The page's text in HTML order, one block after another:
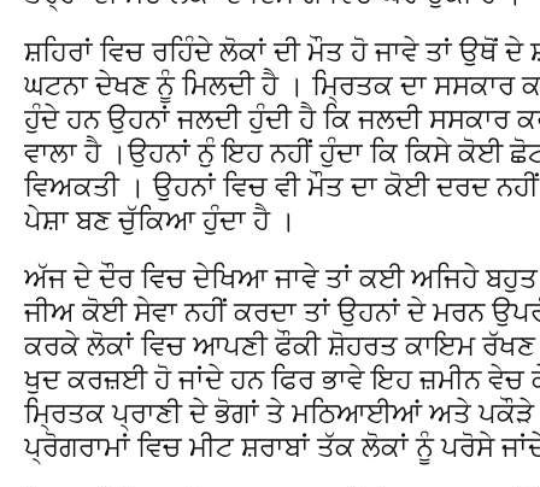
ਸ਼ਹਿਰਾਂ ਵਿਚ ਰਹਿੰਦੇ ਲੋਕਾਂ ਦੀ ਮੌਤ ਹੋ ਜਾਵੇ ਤਾਂ ਉਥੋਂ
ਘਟਨਾ ਦੇਖਣ ਨੂੰ ਮਿਲਦੀ ਹੈ । ਮ੍ਰਿਤਕ ਦਾ ਸਸਕਾਰ
ਹੁੰਦੇ ਹਨ ਉਹਨਾਂ ਜਲਦੀ ਹੁੰਦੀ ਹੈ ਕਿ ਜਲਦੀ
ਵਾਲਾ ਹੈ ।ਉਹਨਾਂ ਨੁੰ ਇਹ ਨਹੀਂ ਹੁੰਦਾ ਕਿ ਕਿਸੇ ਕੋਈ
ਵਿਅਕਤੀ । ਉਹਨਾਂ ਵਿਚ ਵੀ ਮੌਤ ਦਾ ਕੋਈ ਦਰਦ
ਪੇਸ਼ਾ ਬਣ ਚੁੱਕਿਆ ਹੁੰਦਾ ਹੈ ।
ਅੱਜ ਦੇ ਦੌਰ ਵਿਚ ਦੇਖਿਆ ਜਾਵੇ ਤਾਂ ਕਈ ਅਜਿਹੇ ਬਹੁਤ
ਜੀਅ ਕੋਈ ਸੇਵਾ ਨਹੀਂ ਕਰਦਾ ਤਾਂ ਉਹਨਾਂ ਦੇ ਮਰਨ
ਕਰਕੇ ਲੋਕਾਂ ਵਿਚ ਆਪਣੀ ਫੌਕੀ ਸ਼ੋਹਰਤ ਕਾਇਮ
ਖੁਦ ਕਰਜ਼ਈ ਹੋ ਜਾਂਦੇ ਹਨ ਫਿਰ ਭਾਵੇ ਇਹ ਜ਼ਮੀਨ ਵੇਚ
ਮ੍ਰਿਤਕ ਪ੍ਰਾਣੀ ਦੇ ਭੋਗਾਂ ਤੇ ਮਠਿਆਈਆਂ ਅਤੇ
ਪ੍ਰੋਗਰਾਮਾਂ ਵਿਚ ਮੀਟ ਸ਼ਰਾਬਾਂ ਤੱਕ ਲੋਕਾਂ ਨੂੰ ਪਰੋਸੇ